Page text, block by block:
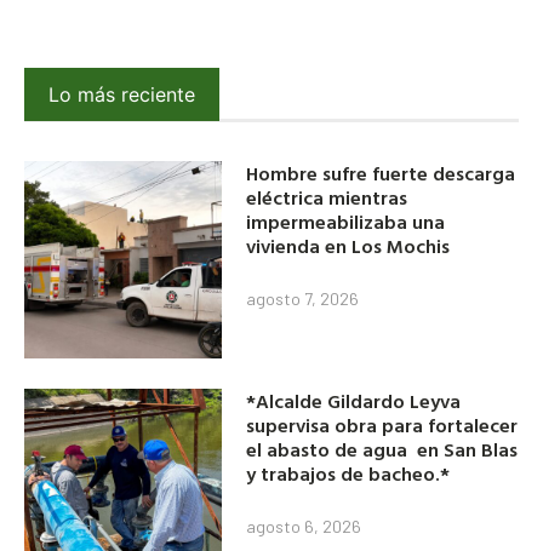
Lo más reciente
Hombre sufre fuerte descarga
eléctrica mientras
impermeabilizaba una
vivienda en Los Mochis
agosto 7, 2026
*Alcalde Gildardo Leyva
supervisa obra para fortalecer
el abasto de agua en San Blas
y trabajos de bacheo.*
agosto 6, 2026